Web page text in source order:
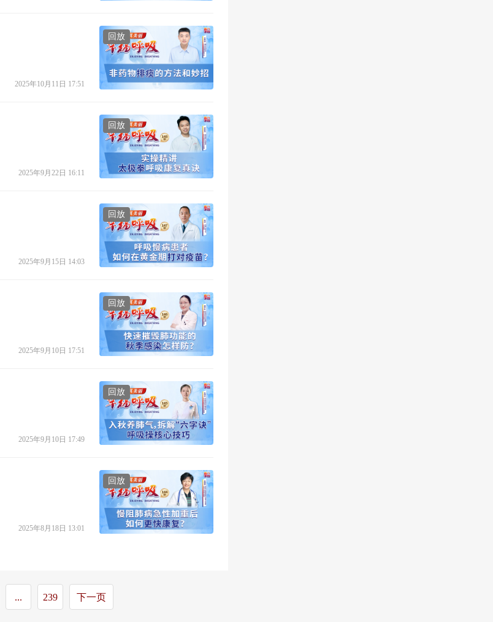
2025年10月11日 17:51
回放
2025年9月22日 16:11
回放
2025年9月15日 14:03
回放
2025年9月10日 17:51
回放
2025年9月10日 17:49
回放
2025年8月18日 13:01
回放
... 239 下一页